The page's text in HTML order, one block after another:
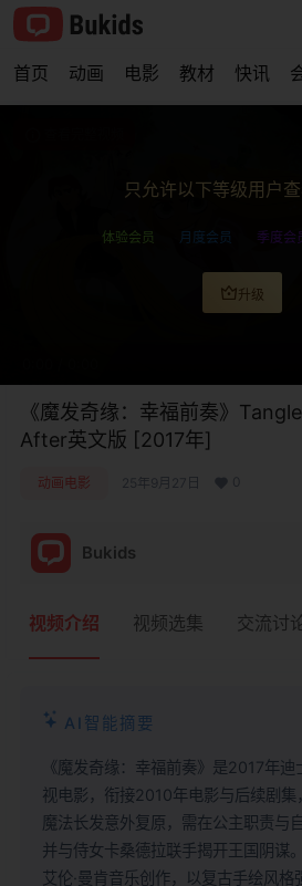
首页 动画 电影 教材 快讯
只允许以下等级用户
体验会员 月度会员 季度会
升级
《魔发奇缘：幸福前奏》
After英文版 [2017年]
动画电影 25年9月27日
Bukids
视频介绍 视频选集 交流讨
AI智能摘要
《魔发奇缘：幸福前奏》是2017年
视电影，衔接2010年电影与后续剧
魔法长发意外复原，需在公主职责与
并与侍女卡桑德拉联手揭开王国阴谋
艾伦·曼肯音乐创作，以复古手绘风